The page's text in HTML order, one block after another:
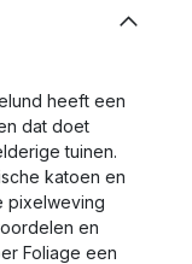
heeft een
dat doet
tuinen.
katoen en
pixelweving
en
Foliage een